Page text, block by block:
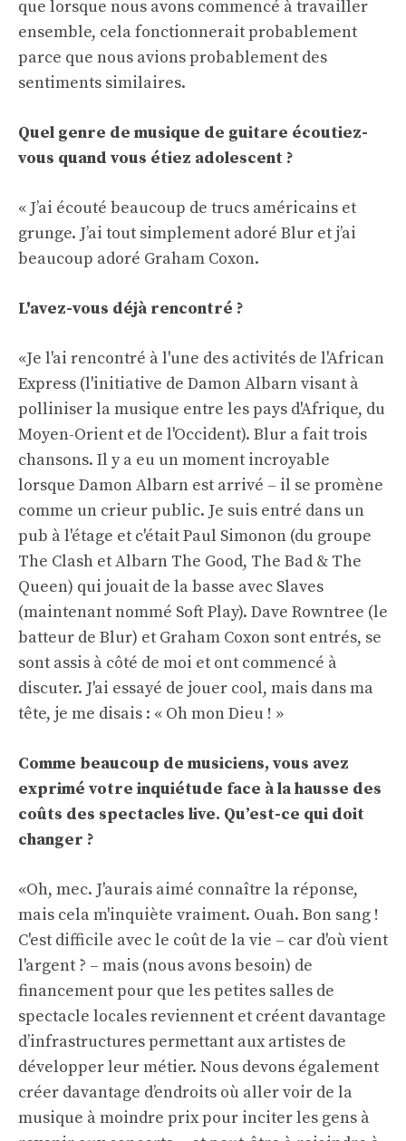
que lorsque nous avons commencé à travailler
ensemble, cela fonctionnerait probablement
parce que nous avions probablement des
sentiments similaires.
Quel genre de musique de guitare écoutiez-
vous quand vous étiez adolescent ?
« J’ai écouté beaucoup de trucs américains et
grunge. J’ai tout simplement adoré Blur et j’ai
beaucoup adoré Graham Coxon.
L'avez-vous déjà rencontré ?
«Je l'ai rencontré à l'une des activités de l'African
Express (l'initiative de Damon Albarn visant à
polliniser la musique entre les pays d'Afrique, du
Moyen-Orient et de l'Occident). Blur a fait trois
chansons. Il y a eu un moment incroyable
lorsque Damon Albarn est arrivé – il se promène
comme un crieur public. Je suis entré dans un
pub à l'étage et c'était Paul Simonon (du groupe
The Clash et Albarn The Good, The Bad & The
Queen) qui jouait de la basse avec Slaves
(maintenant nommé Soft Play). Dave Rowntree (le
batteur de Blur) et Graham Coxon sont entrés, se
sont assis à côté de moi et ont commencé à
discuter. J'ai essayé de jouer cool, mais dans ma
tête, je me disais : « Oh mon Dieu ! »
Comme beaucoup de musiciens, vous avez
exprimé votre inquiétude face à la hausse des
coûts des spectacles live. Qu’est-ce qui doit
changer ?
«Oh, mec. J'aurais aimé connaître la réponse,
mais cela m'inquiète vraiment. Ouah. Bon sang !
C'est difficile avec le coût de la vie – car d'où vient
l'argent ? – mais (nous avons besoin) de
financement pour que les petites salles de
spectacle locales reviennent et créent davantage
d’infrastructures permettant aux artistes de
développer leur métier. Nous devons également
créer davantage d’endroits où aller voir de la
musique à moindre prix pour inciter les gens à